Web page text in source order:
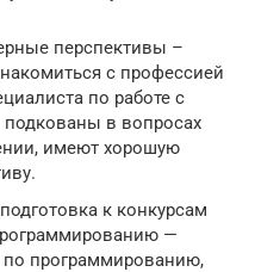
перспективы –
с профессией
по работе с
в вопросах
имеют хорошую
к конкурсам
—
по программированию,